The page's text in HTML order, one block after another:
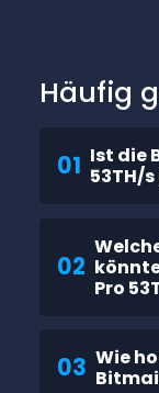
Häufig
01 Ist die
53TH/
02
Pro
03 Wie